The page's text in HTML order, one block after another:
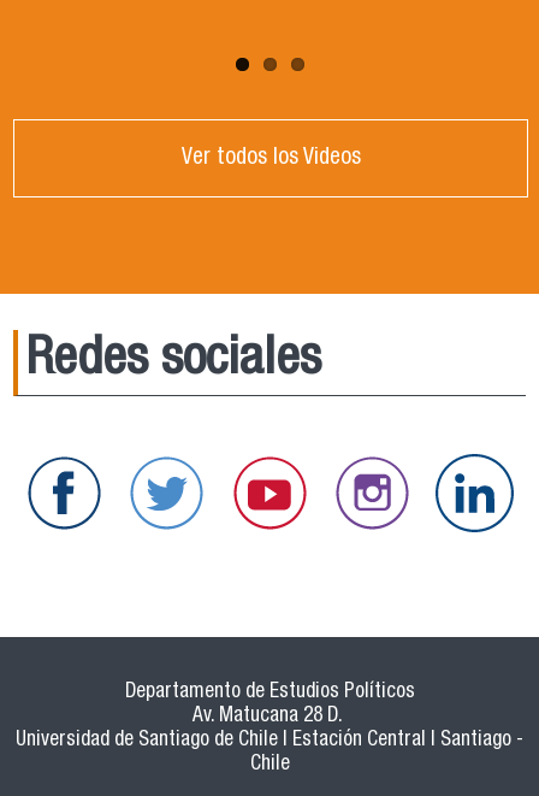
Ver todos los Videos
Redes sociales
Departamento de Estudios Políticos
Av. Matucana 28 D.
Universidad de Santiago de Chile | Estación Central | Santiago -
Chile